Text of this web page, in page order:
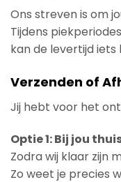
Ons streven is om
Tijdens
kan de levertijd iets
Verzenden of
Jij hebt voor het
Optie 1: Bij jou
Zodra wij klaar zijn
Zo weet je precies